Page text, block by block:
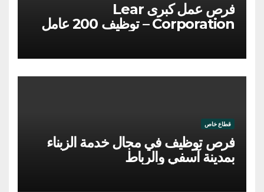
فرص عمل كبرى Lear
Corporation – توظيف 200 عامل
قطاع خاص
فرص توظيف في مجال خدمة الزبناء
بمدينة آسفي والرباط